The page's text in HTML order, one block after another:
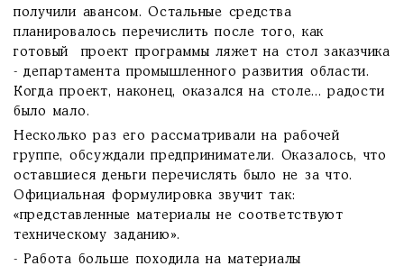
получили авансом. Остальные средства
планировалось перечислить после того, как
готовый проект программы ляжет на стол заказчика
- департамента промышленного развития области.
Когда проект, наконец, оказался на столе... радости
было мало.
Несколько раз его рассматривали на рабочей
группе, обсуждали предприниматели. Оказалось, что
оставшиеся деньги перечислять было не за что.
Официальная формулировка звучит так:
«представленные материалы не соответствуют
техническому заданию».
- Работа больше походила на материалы